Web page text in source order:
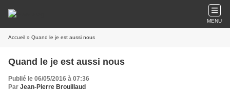
MENU
Accueil » Quand le je est aussi nous
Quand le je est aussi nous
Publié le 06/05/2016 à 07:36
Par Jean-Pierre Brouillaud